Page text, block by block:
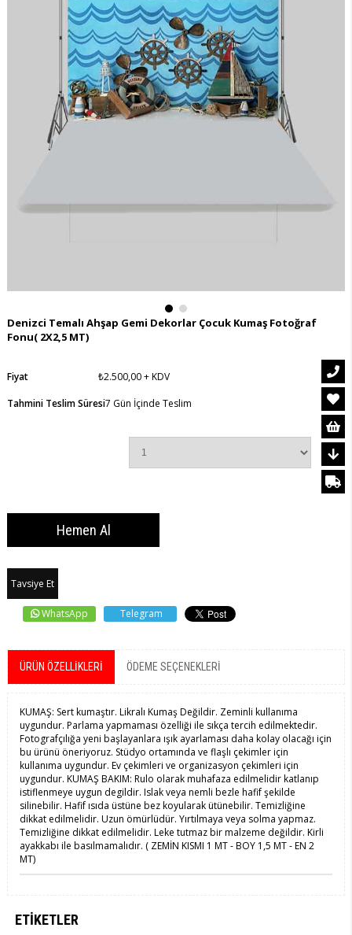
Denizci Temalı Ahşap Gemi Dekorlar Çocuk Kumaş Fotoğraf
Fonu( 2X2,5 MT)
Fiyat ₺2.500,00+ KDV
Tahmini Teslim Süresi7 Gün İçinde Teslim
Tavsiye Et
WhatsApp Telegram
ÜRÜN ÖZELLIKLERI ÖDEME SEÇENEKLERI
KUMAŞ: Sert kumaştır. Likralı Kumaş Değildir. Zeminli kullanıma
uygundur. Parlama yapmaması özelliği ile sıkça tercih edilmektedir.
Fotografçılığa yeni başlayanlara ışık ayarlaması daha kolay olacağı için
bu ürünü öneriyoruz. Stüdyo ortamında ve flaşlı çekimler için
kullanıma uygundur. Ev çekimleri ve organizasyon çekimleri için
uygundur. KUMAŞ BAKIM: Rulo olarak muhafaza edilmelidir katlanıp
istiflenmeye uygun degildir. Islak veya nemli bezle hafif şekilde
silinebilir. Hafif ısıda üstüne bez koyularak ütünebilir. Temizliğine
dikkat edilmelidir. Uzun ömürlüdür. Yırtılmaya veya solma yapmaz.
Temizliğine dikkat edilmelidir. Leke tutmaz bir malzeme değildir. Kirli
ayakkabı ile basılmamalıdır. ( ZEMİN KISMI 1 MT - BOY 1,5 MT - EN 2
MT)
ETIKETLER